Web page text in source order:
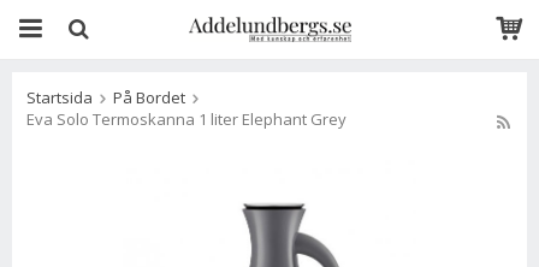
Startsida
På Bordet
Eva Solo Termoskanna 1 liter Elephant Grey